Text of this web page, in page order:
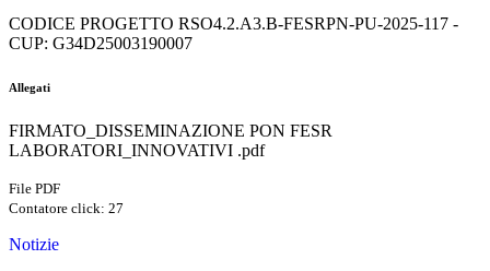
CODICE PROGETTO RSO4.2.A3.B-FESRPN-PU-2025-117 -
CUP: G34D25003190007
Allegati
FIRMATO_DISSEMINAZIONE PON FESR
LABORATORI_INNOVATIVI .pdf
File PDF
Contatore click: 27
Notizie